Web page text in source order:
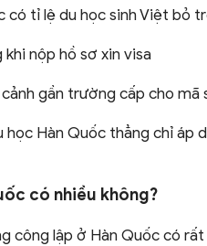
có tỉ lệ du học sinh Việt bỏ
nộp hồ sơ xin visa
gần trường cấp cho mã
học Hàn Quốc thẳng chỉ
có nhiều không?
công lập ở Hàn Quốc có